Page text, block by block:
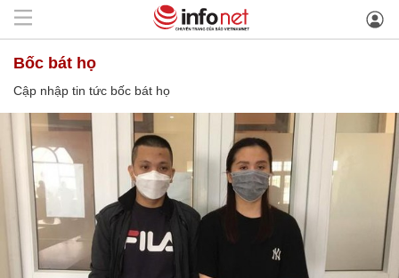
bốc bát họ
Cập nhập tin tức bốc bát họ